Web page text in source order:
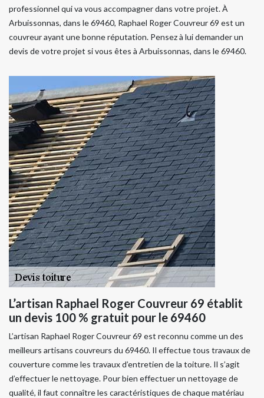
professionnel qui va vous accompagner dans votre projet. À
Arbuissonnas, dans le 69460, Raphael Roger Couvreur 69 est un
couvreur ayant une bonne réputation. Pensez à lui demander un
devis de votre projet si vous êtes à Arbuissonnas, dans le 69460.
L’artisan Raphael Roger Couvreur 69 établit
un devis 100 % gratuit pour le 69460
L’artisan Raphael Roger Couvreur 69 est reconnu comme un des
meilleurs artisans couvreurs du 69460. Il effectue tous travaux de
couverture comme les travaux d’entretien de la toiture. Il s’agit
d’effectuer le nettoyage. Pour bien effectuer un nettoyage de
qualité, il faut connaître les caractéristiques de chaque matériau